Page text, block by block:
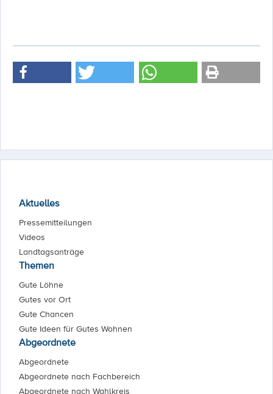
Aktuelles
Pressemitteilungen
Videos
Landtagsanträge
Themen
Gute Löhne
Gutes vor Ort
Gute Chancen
Gute Ideen für Gutes Wohnen
Abgeordnete
Abgeordnete
Abgeordnete nach Fachbereich
Abgeordnete nach Wahlkreis